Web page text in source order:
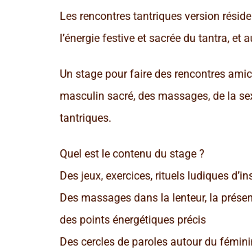
Les rencontres tantriques version
l’énergie festive et sacrée du tantra, et
Un stage pour faire des rencontres
masculin sacré, des massages, de la
tantriques.
Quel est le contenu du stage ?
Des jeux, exercices, rituels ludiques
Des massages dans la lenteur, la
des points énergétiques précis
Des cercles de paroles autour du